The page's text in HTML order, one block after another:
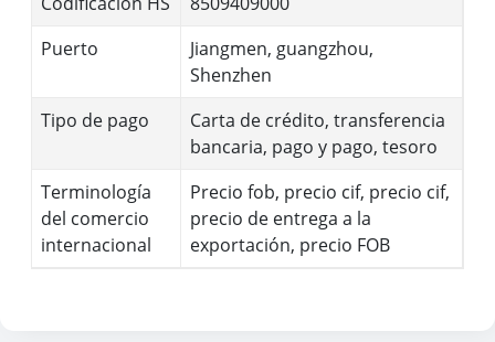
Puerto
Jiangmen, guangzhou,
Shenzhen
Tipo de pago
Carta de crédito, transferencia
bancaria, pago y pago, tesoro
Terminología
del comercio
internacional
Precio fob, precio cif, precio cif,
precio de entrega a la
exportación, precio FOB